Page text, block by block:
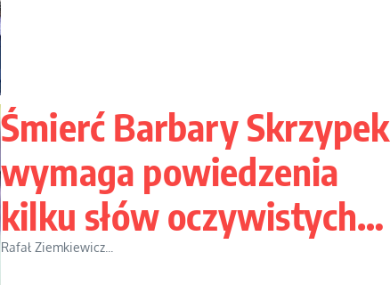
Śmierć Barbary Skrzypek
wymaga powiedzenia
kilku słów oczywistych…
Rafał Ziemkiewicz...